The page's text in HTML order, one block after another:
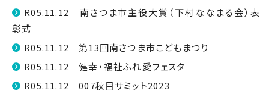
R05.11.12 南さつま市主役大賞（下村ななまる会）表
彰式
R05.11.12 第13回南さつま市こどもまつり
R05.11.12 健幸・福祉ふれ愛フェスタ
R05.11.12 007秋目サミット2023